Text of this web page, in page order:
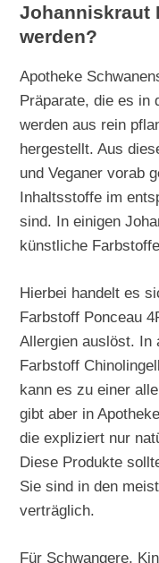
Johanniskraut
werden?
Apotheke
Präparate, die es in
werden aus rein
hergestellt. Aus
und Veganer vorab
Inhaltsstoffe im
sind. In einigen
künstliche
Hierbei handelt es
Farbstoff Ponceau
Allergien auslöst. In
Farbstoff
kann es zu einer
gibt aber in
die expliziert nur
Diese Produkte
Sie sind in den
verträglich.
Für Schwangere,